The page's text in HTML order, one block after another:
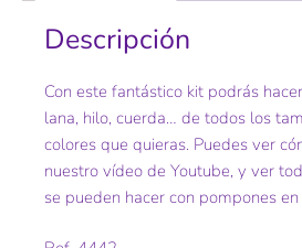
Descripción
Con este fantástico kit podrás
lana, hilo, cuerda… de todos los
colores que quieras. Puedes ver
nuestro vídeo de Youtube, y ver
se pueden hacer con pompones